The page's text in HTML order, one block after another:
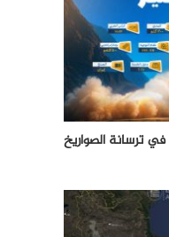
ترسانة الصواريخ